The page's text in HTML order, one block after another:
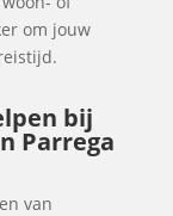
om jouw
bij
Parrega
van